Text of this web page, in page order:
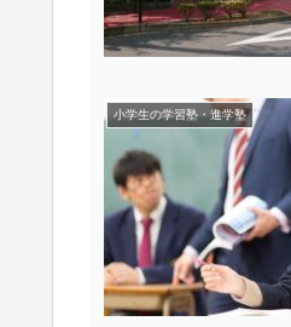
小学生の学習塾・進学塾